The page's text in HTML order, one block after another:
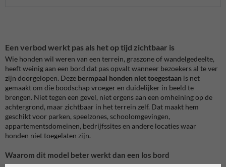
Een verbod werkt pas als het op tijd zichtbaar is
Wie honden wil weren van een terrein, graszone of wandelgedeelte,
heeft weinig aan een bord dat pas opvalt wanneer bezoekers al te ver
zijn doorgelopen. Deze bermpaal honden niet toegestaan is net
gemaakt om die boodschap vroeger en duidelijker in beeld te
brengen. Niet tegen een gevel, niet ergens aan een omheining op de
achtergrond, maar zichtbaar in het terrein zelf. Dat maakt hem
geschikt voor parken, speelzones, schoolomgevingen,
appartementsdomeinen, bedrijfssites en andere locaties waar
honden niet toegelaten zijn.
Waarom dit model beter werkt dan een los bord